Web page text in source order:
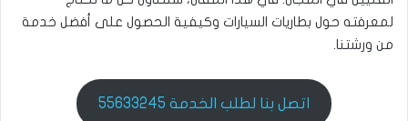
لمعرفته حول بطاريات السيارات وكيفية الحصول على أفضل خدمة
من ورشتنا.
اتصل بنا لطلب الخدمة 55633245